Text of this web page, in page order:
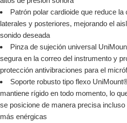
Patrón polar cardioide que reduce la
laterales y posteriores, mejorando el
sonido deseada
Pinza de sujeción universal
segura en la correo del instrumento y
protección antivibraciones para el
Soporte robusto tipo flexo
mantiene rígido en todo momento, lo
se posicione de manera precisa
más enérgicas